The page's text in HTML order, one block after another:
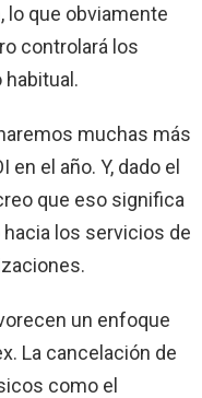
lo que obviamente
controlará los
muchas más
en el año. Y, dado el
que eso significa
los servicios de
un enfoque
La cancelación de
como el